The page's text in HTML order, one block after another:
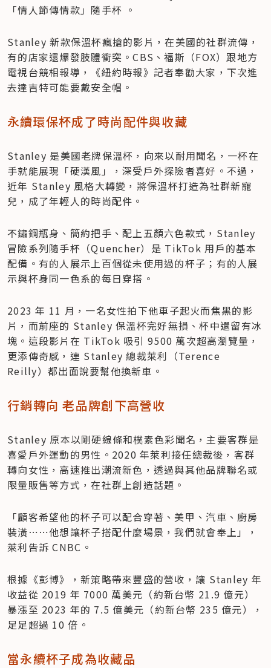
「情人節傳情款」隨手杯 。
Stanley 新款保溫杯瘋搶的影片，在美國的社群流傳，
有的店家還爆發肢體衝突。CBS、福斯（FOX）跟地方
電視台競相報導，《紐約時報》記者奉勸大家，下次進
去達吉特可能要戴安全帽。
永續環保杯成了時尚配件與收藏
Stanley 是美國老牌保溫杯，向來以耐用聞名，一杯在
手就能展現「硬漢風」，深受戶外探險者喜好。不過，
近年 Stanley 風格大轉變，將保溫杯打造為社群新寵
兒，成了年輕人的時尚配件。
不鏽鋼瓶身、簡約把手、配上五顏六色款式，Stanley
冒險系列隨手杯（Quencher）是 TikTok 用戶的基本
配備。有的人展示上百個從未使用過的杯子；有的人展
示與杯身同一色系的每日穿搭。
2023 年 11 月，一名女性拍下他車子起火而焦黑的影
片，而前座的 Stanley 保溫杯完好無損、杯中還留有冰
塊。這段影片在 TikTok 吸引 9500 萬次超高瀏覽量，
更添傳奇感，連 Stanley 總裁萊利（Terence
Reilly）都出面說要幫他換新車。
行銷轉向 老品牌創下高營收
Stanley 原本以剛硬線條和樸素色彩聞名，主要客群是
喜愛戶外運動的男性。2020 年萊利接任總裁後，客群
轉向女性，高速推出潮流新色，透過與其他品牌聯名或
限量販售等方式，在社群上創造話題。
「顧客希望他的杯子可以配合穿著、美甲、汽車、廚房
裝潢⋯⋯他想讓杯子搭配什麼場景，我們就會奉上」，
萊利告訴 CNBC。
根據《彭博》，新策略帶來豐盛的營收，讓 Stanley 年
收益從 2019 年 7000 萬美元（約新台幣 21.9 億元）
暴漲至 2023 年的 7.5 億美元（約新台幣 235 億元），
足足超過 10 倍。
當永續杯子成為收藏品